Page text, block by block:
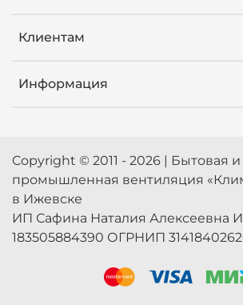
Клиентам
Информация
Copyright © 2011 - 2026 | Бытовая и
промышленная вентиляция
в Ижевске
ИП Сафина Наталия Алексеевна
183505884390 ОГРНИП